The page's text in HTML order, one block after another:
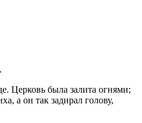
Церковь была залита огнями;
а он так задирал голову,